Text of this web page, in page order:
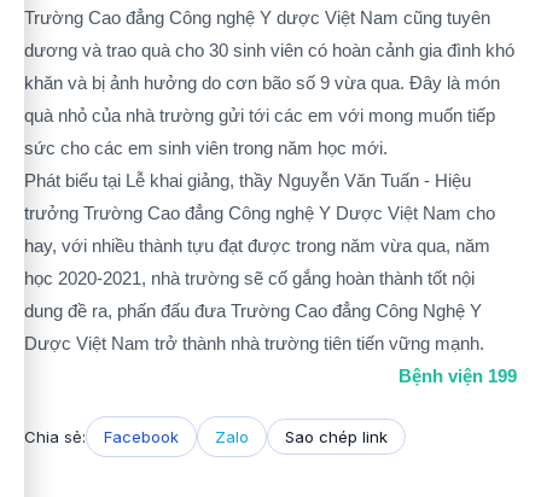
Trường Cao đẳng Công nghệ Y dược Việt Nam cũng tuyên
dương và trao quà cho 30 sinh viên có hoàn cảnh gia đình khó
khăn và bị ảnh hưởng do cơn bão số 9 vừa qua. Đây là món
quà nhỏ của nhà trường gửi tới các em với mong muốn tiếp
sức cho các em sinh viên trong năm học mới.
Phát biểu tại Lễ khai giảng, thầy Nguyễn Văn Tuấn - Hiệu
trưởng Trường Cao đẳng Công nghệ Y Dược Việt Nam cho
hay, với nhiều thành tựu đạt được trong năm vừa qua, năm
học 2020-2021, nhà trường sẽ cố gắng hoàn thành tốt nội
dung đề ra, phấn đấu đưa Trường Cao đẳng Công Nghệ Y
Dược Việt Nam trở thành nhà trường tiên tiến vững mạnh.
Bệnh viện 199
Chia sẻ: Facebook Zalo Sao chép link